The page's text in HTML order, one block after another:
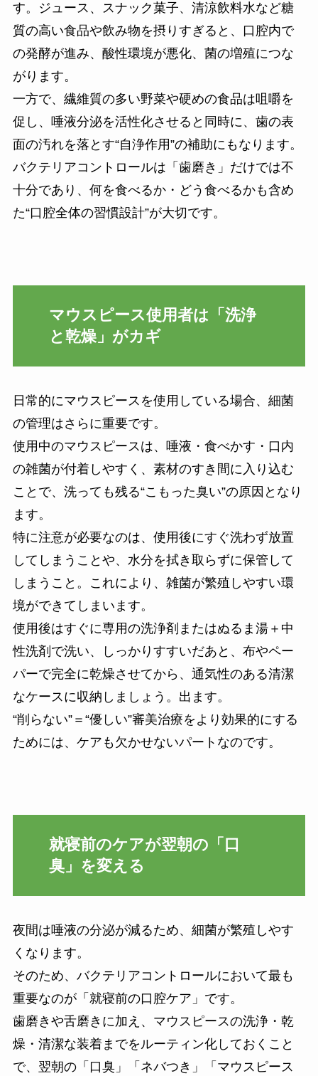
す。ジュース、スナック菓子、清涼飲料水など糖
質の高い食品や飲み物を摂りすぎると、口腔内で
の発酵が進み、酸性環境が悪化、菌の増殖につな
がります。
一方で、繊維質の多い野菜や硬めの食品は咀嚼を
促し、唾液分泌を活性化させると同時に、歯の表
面の汚れを落とす“自浄作用”の補助にもなります。
バクテリアコントロールは「歯磨き」だけでは不
十分であり、何を食べるか・どう食べるかも含め
た“口腔全体の習慣設計”が大切です。
マウスピース使用者は「洗浄
と乾燥」がカギ
日常的にマウスピースを使用している場合、細菌
の管理はさらに重要です。
使用中のマウスピースは、唾液・食べかす・口内
の雑菌が付着しやすく、素材のすき間に入り込む
ことで、洗っても残る“こもった臭い”の原因となり
ます。
特に注意が必要なのは、使用後にすぐ洗わず放置
してしまうことや、水分を拭き取らずに保管して
しまうこと。これにより、雑菌が繁殖しやすい環
境ができてしまいます。
使用後はすぐに専用の洗浄剤またはぬるま湯＋中
性洗剤で洗い、しっかりすすいだあと、布やペー
パーで完全に乾燥させてから、通気性のある清潔
なケースに収納しましょう。出ます。
“削らない”＝“優しい”審美治療をより効果的にする
ためには、ケアも欠かせないパートなのです。
就寝前のケアが翌朝の「口
臭」を変える
夜間は唾液の分泌が減るため、細菌が繁殖しやす
くなります。
そのため、バクテリアコントロールにおいて最も
重要なのが「就寝前の口腔ケア」です。
歯磨きや舌磨きに加え、マウスピースの洗浄・乾
燥・清潔な装着までをルーティン化しておくこと
で、翌朝の「口臭」「ネバつき」「マウスピース